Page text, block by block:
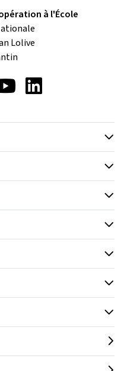
à l'École
Lolive
YouTube